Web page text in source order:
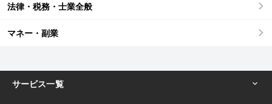
法律・税務・士業全般
マネー・副業